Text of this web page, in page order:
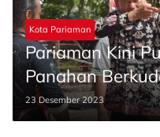
Kota Pariaman
Pariaman Kini
Panahan
Sumbar
23 Desember 2023